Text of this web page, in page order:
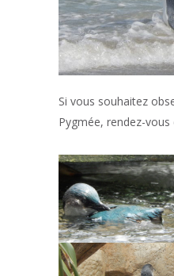
Si vous souhaitez
Pygmée, rendez-